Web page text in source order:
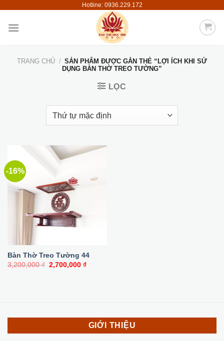
content
Hotline: 0936.229.172
TRANG CHỦ / SẢN PHẨM ĐƯỢC GẮN THẺ “LỢI ÍCH KHI SỬ
DỤNG BÀN THỜ TREO TƯỜNG”
LỌC
-16%
Bàn Thờ Treo Tường 44
3,200,000₫ Giá
2,700,000 ₫Giá
GIỚI THIỆU